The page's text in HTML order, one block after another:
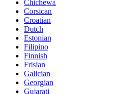
Chichewa
Corsican
Croatian
Dutch
Estonian
Filipino
Finnish
Frisian
Galician
Georgian
Gujarati